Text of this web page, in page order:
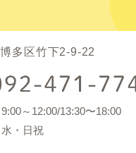
多区竹下2-9-22
9:00～12:00/13:30〜18:00
水・日祝